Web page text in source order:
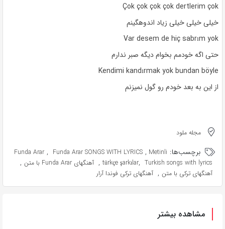
Çok çok çok çok dertlerim çok
خیلی خیلی خیلی زیاد اندوهگینم
Var desem de hiç sabrım yok
حتی اگه خودمم بخوام دیگه صبر ندارم
Kendimi kandırmak yok bundan böyle
از این به بعد خودم رو گول نمیزنم
مجله ملود
برچسب‌ها: Funda Arar , Funda Arar SONGS WITH LYRICS , Metinli
türkçe şarkılar, Turkish songs with lyrics
, آهنگهای Funda Arar با متن ,
آهنگهای ترکی با متن , آهنگهای ترکی فوندا آرار
مشاهده بیشتر